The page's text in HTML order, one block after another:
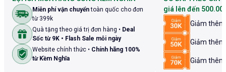
Miễn phí vận chuyểntoàn quốc cho đơn
từ 399k
Quà tặng theo giá trị đơn hàng • Deal
Sốc từ 9K • Flash Sale mỗi ngày
Website chính thức • Chính hãng 100%
từ Kềm Nghĩa
giá lên đến
Giảm
Giảm
Giảm